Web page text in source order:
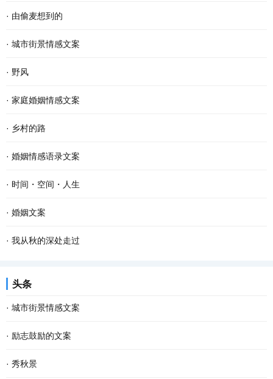
· 由偷麦想到的
· 城市街景情感文案
· 野风
· 家庭婚姻情感文案
· 乡村的路
· 婚姻情感语录文案
· 时间・空间・人生
· 婚姻文案
· 我从秋的深处走过
头条
· 城市街景情感文案
· 励志鼓励的文案
· 秀秋景